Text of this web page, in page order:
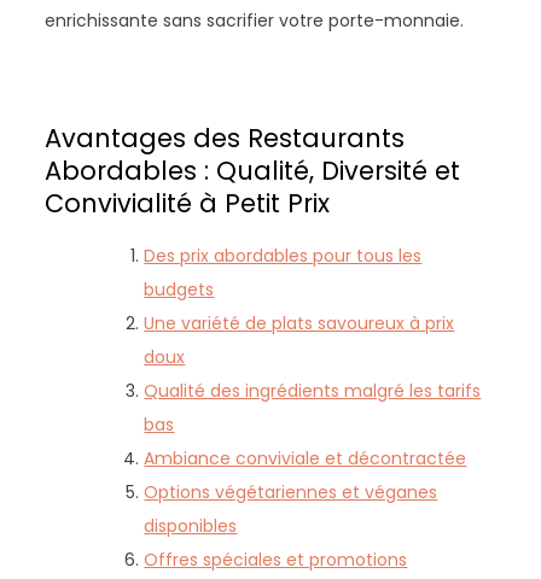
enrichissante sans sacrifier votre porte-monnaie.
Avantages des Restaurants
Abordables : Qualité, Diversité et
Convivialité à Petit Prix
Des prix abordables pour tous les
budgets
Une variété de plats savoureux à prix
doux
Qualité des ingrédients malgré les tarifs
bas
Ambiance conviviale et décontractée
Options végétariennes et véganes
disponibles
Offres spéciales et promotions